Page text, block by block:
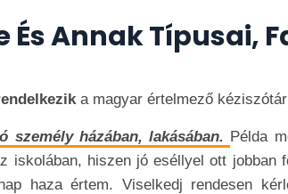
És Annak Típusai,
a magyar értelmező
személy házában, lakásában. Példa
iskolában, hiszen jó eséllyel ott jobban
haza értem. Viselkedj rendesen